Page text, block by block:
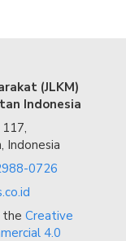
(JLKM)
Indonesia
Indonesia
0726
the Creative
4.0